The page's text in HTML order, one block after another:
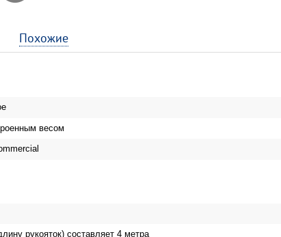
Похожие
весом
рукояток) составляет 4 метра